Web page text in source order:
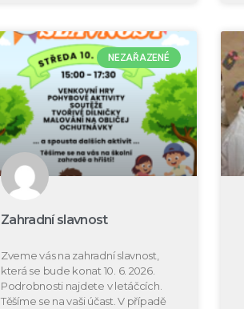
NEZAŘAZENÉ
Zahradní slavnost
Zveme vás na zahradní slavnost,
která se bude konat 10. 6. 2026.
Podrobnosti najdete v letáčcích.
Těšíme se na vaši účast. V případě